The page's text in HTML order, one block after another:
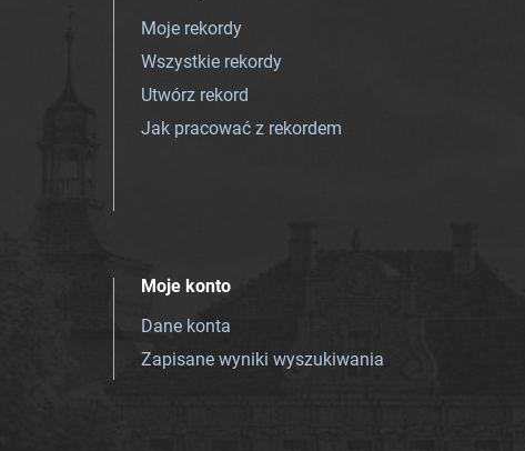
Moje rekordy
Wszystkie rekordy
Utwórz rekord
Jak pracować z rekordem
Moje konto
Dane konta
Zapisane wyniki wyszukiwania